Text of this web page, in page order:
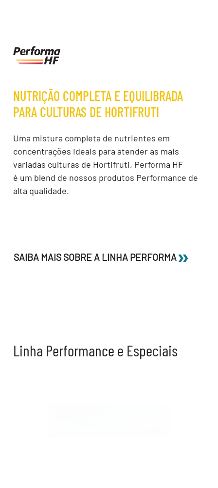
NUTRIÇÃO COMPLETA E EQUILIBRADA
PARA CULTURAS DE HORTIFRUTI
Uma mistura completa de nutrientes em
concentrações ideais para atender as mais
variadas culturas de Hortifruti, Performa HF
é um blend de nossos produtos Performance de
alta qualidade.
SAIBA MAIS SOBRE A LINHA PERFORMA
Linha Performance e Especiais